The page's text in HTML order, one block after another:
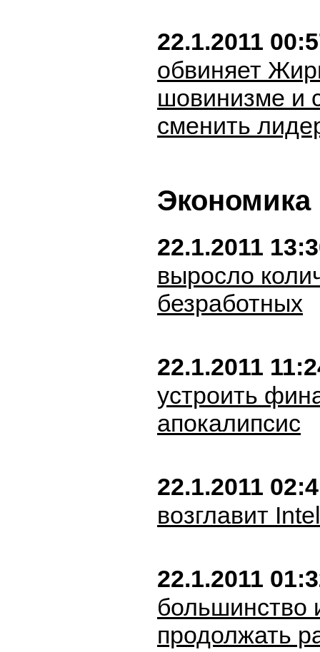
22.1.2011
обвиняет
шовинизме и
сменить
Экономика
22.1.2011
выросло
безработных
22.1.2011
устроить
апокалипсис
22.1.2011
возглавит Intel
22.1.2011
большинство
продолжать